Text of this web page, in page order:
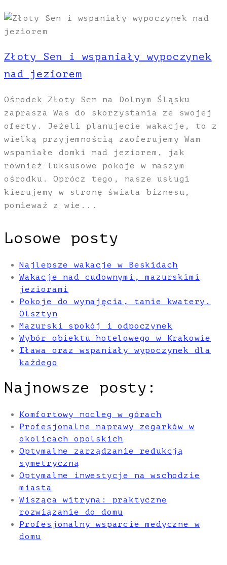
Złoty Sen i wspaniały wypoczynek
nad jeziorem
Ośrodek Złoty Sen na Dolnym Śląsku
zaprasza Was do skorzystania ze swojej
oferty. Jeżeli planujecie wakacje, to z
wielką przyjemnością zaoferujemy Wam
wspaniałe domki nad jeziorem, jak
również luksusowe pokoje w naszym
ośrodku. Oprócz tego, nasze usługi
kierujemy w stronę świata biznesu,
ponieważ z wie...
Losowe posty
Najlepsze wakacje w Beskidach
Wakacje nad cudownymi, mazurskimi
jeziorami
Pokoje do wynajęcia, tanie kwatery.
Olsztyn
Mazurski spokój i odpoczynek
Wybór obiektu hotelowego w Krakowie
Iława oraz wspaniały wypoczynek dla
każdego
Najnowsze posty:
Komfortowy nocleg w górach
Profesjonalne naprawy zegarków w
okolicach opolskich
Optymalne zarządzanie redukcją
symetryczną
Optymalne inwestycje na wschodzie
miasta
Wisząca witryna: praktyczne
rozwiązanie do domu
Profesjonalny wsparcie medyczne w
domu